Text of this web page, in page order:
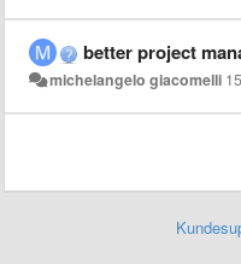
better project
michelangelo giacomelli